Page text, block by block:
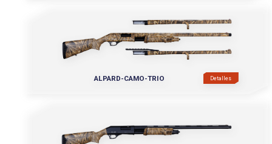
ALPARD-CAMO-TRIO Detalles